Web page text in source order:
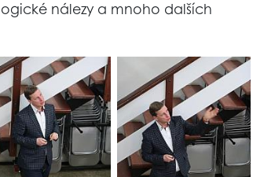
nálezy a mnoho dalších